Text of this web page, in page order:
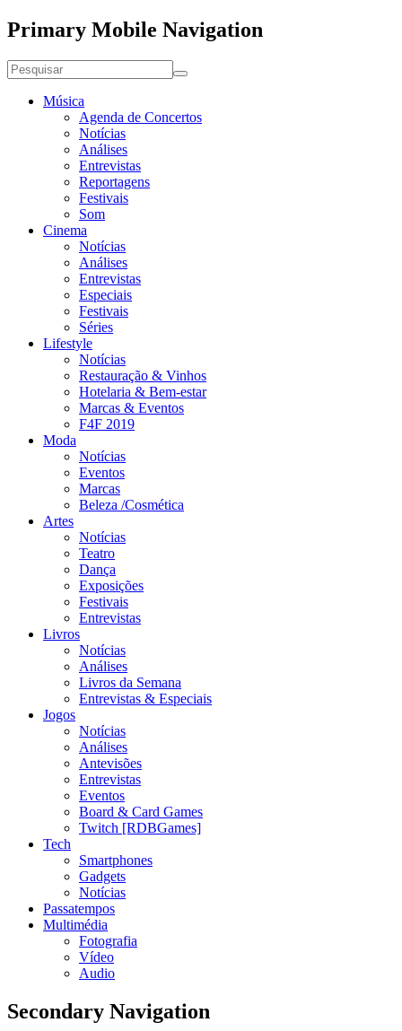
Primary Mobile Navigation
Música
Agenda de Concertos
Notícias
Análises
Entrevistas
Reportagens
Festivais
Som
Cinema
Notícias
Análises
Entrevistas
Especiais
Festivais
Séries
Lifestyle
Notícias
Restauração & Vinhos
Hotelaria & Bem-estar
Marcas & Eventos
F4F 2019
Moda
Notícias
Eventos
Marcas
Beleza /Cosmética
Artes
Notícias
Teatro
Dança
Exposições
Festivais
Entrevistas
Livros
Notícias
Análises
Livros da Semana
Entrevistas & Especiais
Jogos
Notícias
Análises
Antevisões
Entrevistas
Eventos
Board & Card Games
Twitch [RDBGames]
Tech
Smartphones
Gadgets
Notícias
Passatempos
Multimédia
Fotografia
Vídeo
Audio
Secondary Navigation